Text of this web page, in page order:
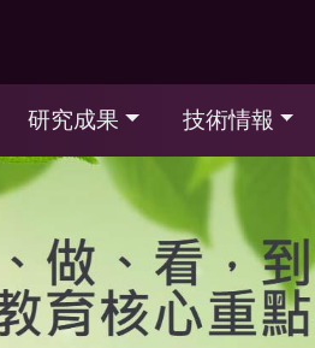
研究成果 技術情報